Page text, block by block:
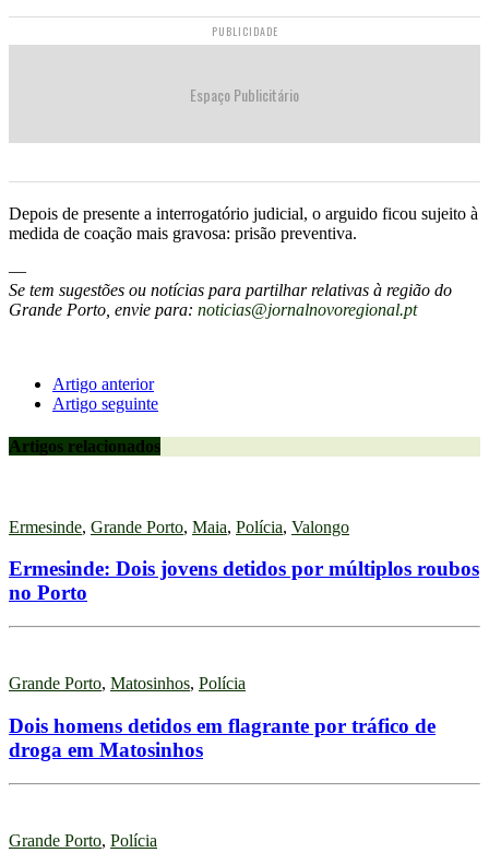
PUBLICIDADE
Espaço Publicitário
Depois de presente a interrogatório judicial, o arguido ficou sujeito à
medida de coação mais gravosa: prisão preventiva.
—
Se tem sugestões ou notícias para partilhar relativas à região do
Grande Porto, envie para: noticias@jornalnovoregional.pt
Artigo anterior
Artigo seguinte
Artigos relacionados
Ermesinde, Grande Porto, Maia, Polícia, Valongo
Ermesinde: Dois jovens detidos por múltiplos roubos
no Porto
Grande Porto, Matosinhos, Polícia
Dois homens detidos em flagrante por tráfico de
droga em Matosinhos
Grande Porto, Polícia